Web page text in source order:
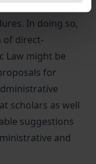
In doing so,
of direct-
Law might be
for
scholars as well
suggestions
and